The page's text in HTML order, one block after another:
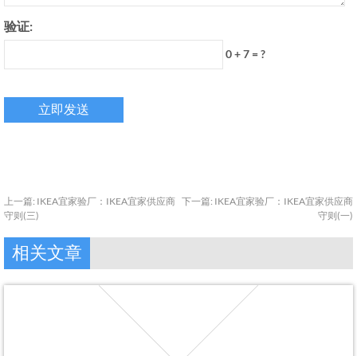
验证:
0 + 7 = ?
上一篇: IKEA宜家验厂：IKEA宜家供应商
守则(三)
下一篇: IKEA宜家验厂：IKEA宜家供应商
守则(一)
相关文章